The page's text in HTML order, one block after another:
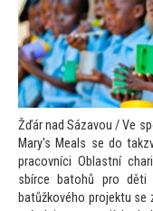
Žďár nad Sázavou / Ve
Mary's Meals se do
pracovníci Oblastní
sbírce batohů pro děti
batůžkového projektu se